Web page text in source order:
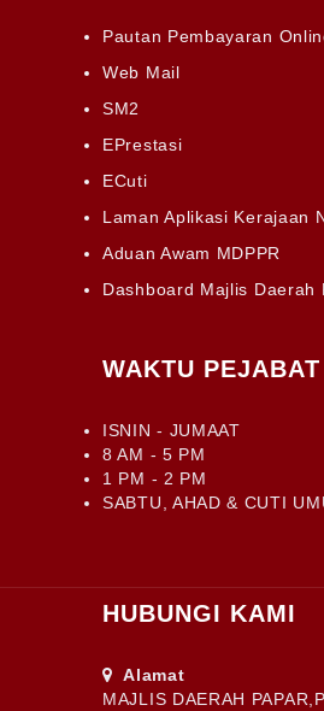
Pautan Pembayaran
Web Mail
SM2
EPrestasi
ECuti
Laman Aplikasi Kerajaan
Aduan Awam MDPPR
Dashboard Majlis Daerah
WAKTU PEJABAT
ISNIN - JUMAAT
8 AM - 5 PM
1 PM - 2 PM
SABTU, AHAD & CUTI
HUBUNGI KAMI
Alamat
MAJLIS DAERAH